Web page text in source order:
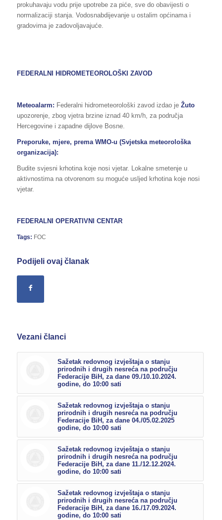
prokuhavaju vodu prije upotrebe za piće, sve do obavijesti o
normalizaciji stanja. Vodosnabdijevanje u ostalim općinama i
gradovima je zadovoljavajuće.
FEDERALNI HIDROMETEOROLOŠKI ZAVOD
Meteoalarm: Federalni hidrometeorološki zavod izdao je Žuto
upozorenje, zbog vjetra brzine iznad 40 km/h, za područja
Hercegovine i zapadne dijlove Bosne.
Preporuke, mjere, prema WMO-u (Svjetska meteorološka
organizacija):
Budite svjesni krhotina koje nosi vjetar. Lokalne smetenje u
aktivnostima na otvorenom su moguće usljed krhotina koje nosi
vjetar.
FEDERALNI OPERATIVNI CENTAR
Tags: FOC
Podijeli ovaj članak
Vezani članci
Sažetak redovnog izvještaja o stanju
prirodnih i drugih nesreća na području
Federacije BiH, za dane 09./10.10.2024.
godine, do 10:00 sati
Sažetak redovnog izvještaja o stanju
prirodnih i drugih nesreća na području
Federacije BiH, za dane 04./05.02.2025
godine, do 10:00 sati
Sažetak redovnog izvještaja o stanju
prirodnih i drugih nesreća na području
Federacije BiH, za dane 11./12.12.2024.
godine, do 10:00 sati
Sažetak redovnog izvještaja o stanju
prirodnih i drugih nesreća na području
Federacije BiH, za dane 16./17.09.2024.
godine, do 10:00 sati